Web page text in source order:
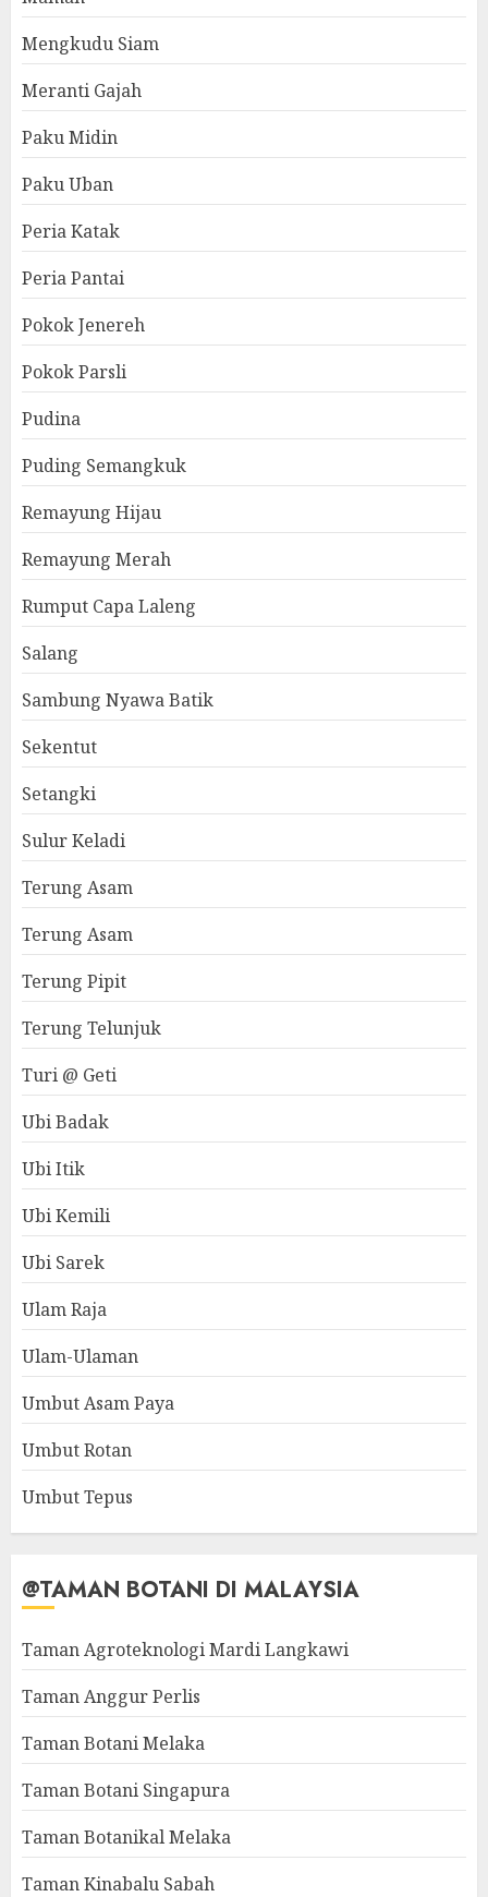
Mengkudu Siam
Meranti Gajah
Paku Midin
Paku Uban
Peria Katak
Peria Pantai
Pokok Jenereh
Pokok Parsli
Pudina
Puding Semangkuk
Remayung Hijau
Remayung Merah
Rumput Capa Laleng
Salang
Sambung Nyawa Batik
Sekentut
Setangki
Sulur Keladi
Terung Asam
Terung Asam
Terung Pipit
Terung Telunjuk
Turi @ Geti
Ubi Badak
Ubi Itik
Ubi Kemili
Ubi Sarek
Ulam Raja
Ulam-Ulaman
Umbut Asam Paya
Umbut Rotan
Umbut Tepus
@TAMAN BOTANI DI MALAYSIA
Taman Agroteknologi Mardi Langkawi
Taman Anggur Perlis
Taman Botani Melaka
Taman Botani Singapura
Taman Botanikal Melaka
Taman Kinabalu Sabah